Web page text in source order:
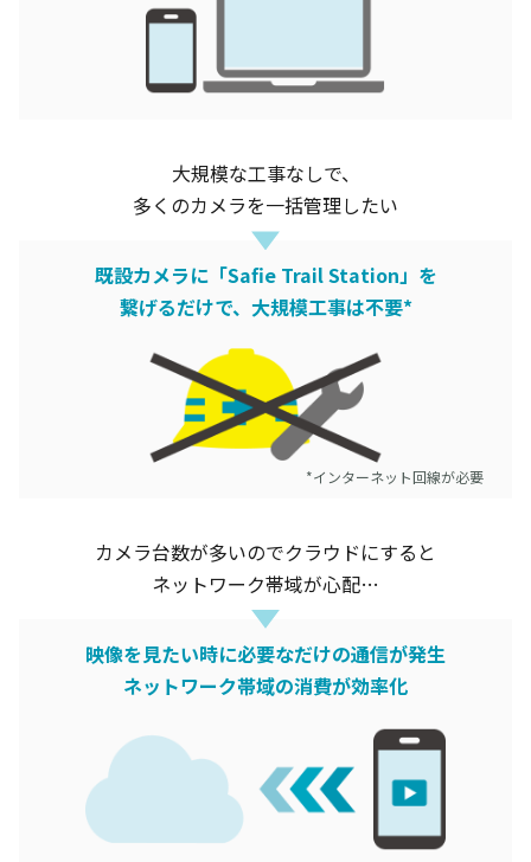
大規模な工事なしで、
多くのカメラを一括管理したい
既設カメラに「Safie Trail Station」を
繋げるだけで、大規模工事は不要*
インターネット回線が必要
カメラ台数が多いのでクラウドにすると
ネットワーク帯域が心配…
映像を見たい時に必要なだけの通信が発生
ネットワーク帯域の消費が効率化